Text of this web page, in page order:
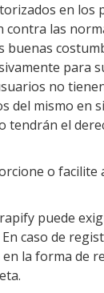
en los
las
para
no
del mismo en
tendrán el
o facilite
puede
caso de
la forma de